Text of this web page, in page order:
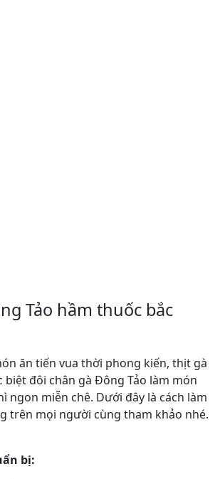
Tảo hầm thuốc bắc
ăn tiến vua thời phong kiến, thịt gà
biệt đôi chân gà Đông Tảo làm món
ngon miễn chê. Dưới đây là cách làm
trên mọi người cùng tham khảo nhé.
bị: